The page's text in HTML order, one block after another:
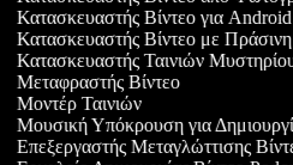
Κατασκευαστής Βίντεο για Android
Κατασκευαστής Βίντεο με
Κατασκευαστής Ταινιών Μυστηρίου
Μεταφραστής Βίντεο
Μοντέρ Ταινιών
Μουσική Υπόκρουση για
Επεξεργαστής Μεταγλώττισης